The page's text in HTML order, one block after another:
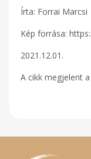
Írta: Forrai Marcsi
Kép forrása:
2021.12.01.
A cikk megjelent